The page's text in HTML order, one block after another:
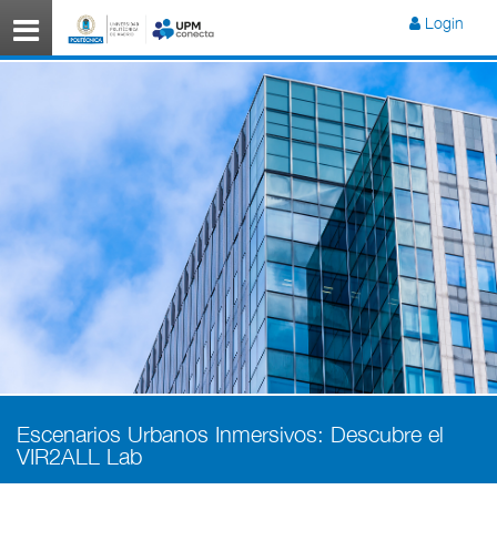
Menú Login
Escenarios Urbanos Inmersivos: Descubre el
VIR2ALL Lab